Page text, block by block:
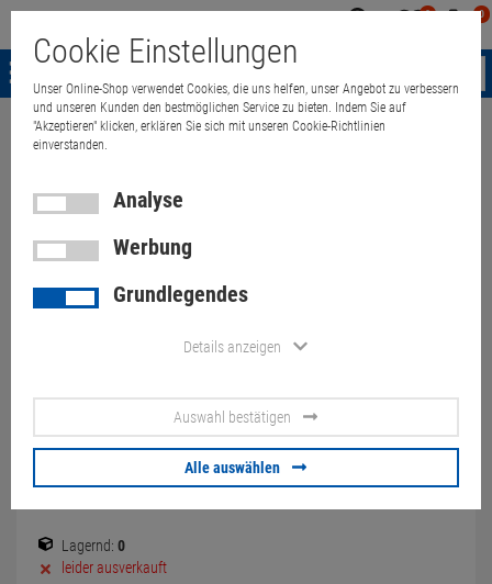
0 0
Menü
Weiter einkaufen
Dell Latitude 5400 i5 512GB
NVMe italienisch (Akku 30%)
Flecken Tastatur schwergängig
99,00 €
Lagernd: 0
leider ausverkauft
Cookie Einstellungen
Unser Online-Shop verwendet Cookies, die uns helfen, unser Angebot zu verbessern
und unseren Kunden den bestmöglichen Service zu bieten. Indem Sie auf
"Akzeptieren" klicken, erklären Sie sich mit unseren Cookie-Richtlinien
einverstanden.
Analyse
Werbung
Grundlegendes
Details anzeigen
Auswahl bestätigen
Alle auswählen